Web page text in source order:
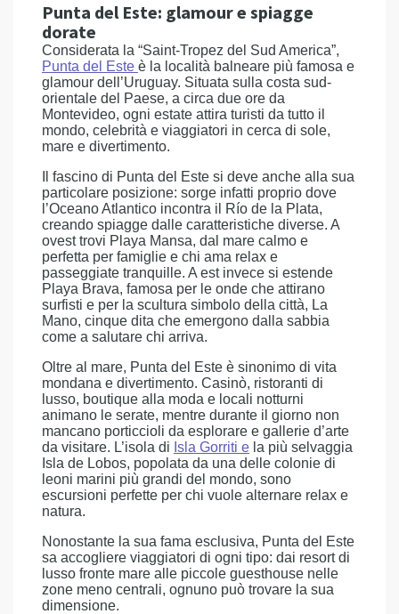
Punta del Este: glamour e spiagge
dorate
Considerata la “Saint-Tropez del Sud America”,
Punta del Este è la località balneare più famosa e
glamour dell’Uruguay. Situata sulla costa sud-
orientale del Paese, a circa due ore da
Montevideo, ogni estate attira turisti da tutto il
mondo, celebrità e viaggiatori in cerca di sole,
mare e divertimento.
Il fascino di Punta del Este si deve anche alla sua
particolare posizione: sorge infatti proprio dove
l’Oceano Atlantico incontra il Río de la Plata,
creando spiagge dalle caratteristiche diverse. A
ovest trovi Playa Mansa, dal mare calmo e
perfetta per famiglie e chi ama relax e
passeggiate tranquille. A est invece si estende
Playa Brava, famosa per le onde che attirano
surfisti e per la scultura simbolo della città, La
Mano, cinque dita che emergono dalla sabbia
come a salutare chi arriva.
Oltre al mare, Punta del Este è sinonimo di vita
mondana e divertimento. Casinò, ristoranti di
lusso, boutique alla moda e locali notturni
animano le serate, mentre durante il giorno non
mancano porticcioli da esplorare e gallerie d’arte
da visitare. L’isola di Isla Gorriti e la più selvaggia
Isla de Lobos, popolata da una delle colonie di
leoni marini più grandi del mondo, sono
escursioni perfette per chi vuole alternare relax e
natura.
Nonostante la sua fama esclusiva, Punta del Este
sa accogliere viaggiatori di ogni tipo: dai resort di
lusso fronte mare alle piccole guesthouse nelle
zone meno centrali, ognuno può trovare la sua
dimensione.